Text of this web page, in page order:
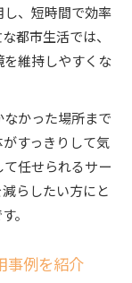
、短時間で効率
都市生活では、
維持しやすくな
かった場所まで
すっきりして気
任せられるサー
らしたい方にと
。
事例を紹介